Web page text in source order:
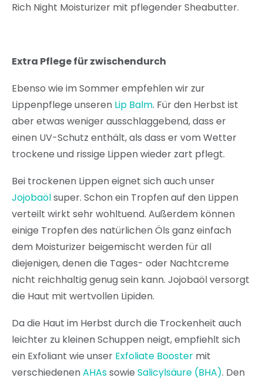
Rich Night Moisturizer mit pflegender Sheabutter.
Extra Pflege für zwischendurch
Ebenso wie im Sommer empfehlen wir zur
Lippenpflege unseren Lip Balm. Für den Herbst ist
aber etwas weniger ausschlaggebend, dass er
einen UV-Schutz enthält, als dass er vom Wetter
trockene und rissige Lippen wieder zart pflegt.
Bei trockenen Lippen eignet sich auch unser
Jojobaölsuper. Schon ein Tropfen auf den Lippen
verteilt wirkt sehr wohltuend. Außerdem können
einige Tropfen des natürlichen Öls ganz einfach
dem Moisturizer beigemischt werden für all
diejenigen, denen die Tages- oder Nachtcreme
nicht reichhaltig genug sein kann. Jojobaöl versorgt
die Haut mit wertvollen Lipiden.
Da die Haut im Herbst durch die Trockenheit auch
leichter zu kleinen Schuppen neigt, empfiehlt sich
ein Exfoliant wie unser Exfoliate Booster mit
verschiedenenAHAssowie Salicylsäure (BHA). Den